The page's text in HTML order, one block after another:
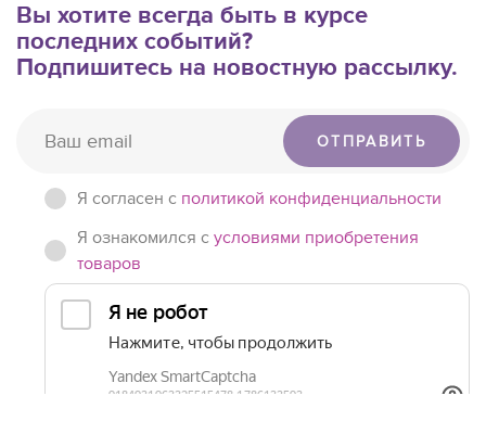
Вы хотите всегда быть в курсе
последних событий?
Подпишитесь на новостную рассылку.
ОТПРАВИТЬ
Я согласен c политикой конфиденциальности
Я ознакомился с условиями приобретения
товаров